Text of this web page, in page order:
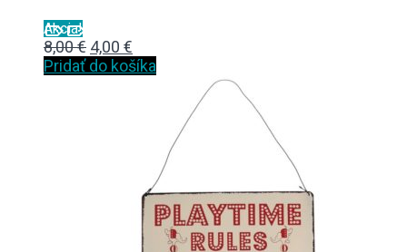
Akcia!
8,00€ Original
price
4,00 €
price
Pridať do košíka